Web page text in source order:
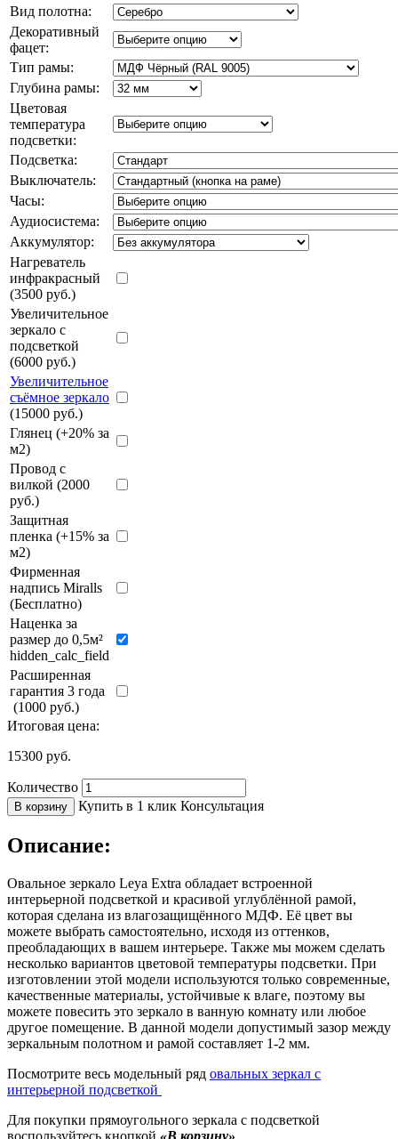
Вид полотна:
Декоративный
фацет:
Тип рамы:
Глубина рамы:
Цветовая
температура
подсветки:
Подсветка:
Выключатель:
Часы:
Аудиосистема:
Аккумулятор:
Нагреватель
инфракрасный
(3500 руб.)
Увеличительное
зеркало с
подсветкой
(6000 руб.)
Увеличительное
съёмное зеркало
(15000 руб.)
Глянец (+20% за
м2)
Провод с
вилкой (2000
руб.)
Защитная
пленка (+15% за
м2)
Фирменная
надпись Miralls
(Бесплатно)
Наценка за
размер до 0,5м²
hidden_calc_field
Расширенная
гарантия 3 года
(1000 руб.)
Итоговая цена:
15300 руб.
Количество
В корзину Купить в 1 клик Консультация
Описание:
Овальное зеркало Leya Extra обладает встроенной
интерьерной подсветкой и красивой углублённой рамой,
которая сделана из влагозащищённого МДФ. Её цвет вы
можете выбрать самостоятельно, исходя из оттенков,
преобладающих в вашем интерьере. Также мы можем сделать
несколько вариантов цветовой температуры подсветки. При
изготовлении этой модели используются только современные,
качественные материалы, устойчивые к влаге, поэтому вы
можете повесить это зеркало в ванную комнату или любое
другое помещение. В данной модели допустимый зазор между
зеркальным полотном и рамой составляет 1-2 мм.
Посмотрите весь модельный ряд овальных зеркал с
интерьерной подсветкой
Для покупки прямоугольного зеркала с подсветкой
воспользуйтесь кнопкой «В корзину»